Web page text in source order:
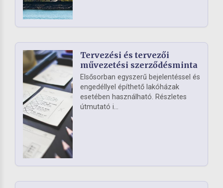
Tervezési és tervezői
művezetési szerződésminta
Elsősorban egyszerű bejelentéssel és
engedéllyel építhető lakóházak
esetében használható. Részletes
útmutató i...